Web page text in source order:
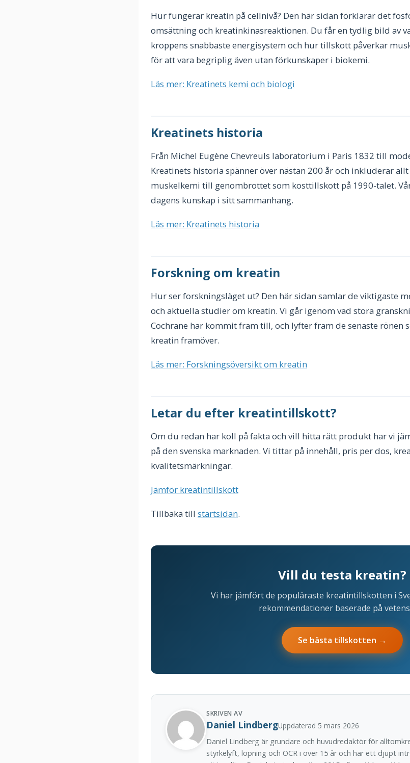
Hur fungerar kreatin på cellnivå? Den här sidan förklarar det
omsättning och kreatinkinasreaktionen. Du får en tydlig bild av
kroppens snabbaste energisystem och hur tillskott påverkar
för att vara begriplig även utan förkunskaper i biokemi.
Läs mer: Kreatinets kemi och biologi
Kreatinets historia
Från Michel Eugène Chevreuls laboratorium i Paris 1832 till
Kreatinets historia spänner över nästan 200 år och inkluderar
muskelkemi till genombrottet som kosttillskott på 1990-talet.
dagens kunskap i sitt sammanhang.
Läs mer: Kreatinets historia
Forskning om kreatin
Hur ser forskningsläget ut? Den här sidan samlar de viktigaste
och aktuella studier om kreatin. Vi går igenom vad stora
Cochrane har kommit fram till, och lyfter fram de senaste rönen
kreatin framöver.
Läs mer: Forskningsöversikt om kreatin
Letar du efter kreatintillskott?
Om du redan har koll på fakta och vill hitta rätt produkt har vi
på den svenska marknaden. Vi tittar på innehåll, pris per dos,
kvalitetsmärkningar.
Jämför kreatintillskott
Tillbaka till startsidan.
Vill du testa kreatin?
Vi har jämfört de populäraste kreatintillskotten i
rekommendationer baserade på
Se bästa tillskotten →
SKRIVEN AV
Daniel LindbergUppdaterad 5 mars 2026
Daniel Lindberg är grundare och huvudredaktör för
styrkelyft, löpning och OCR i över 15 år och har ett djupt